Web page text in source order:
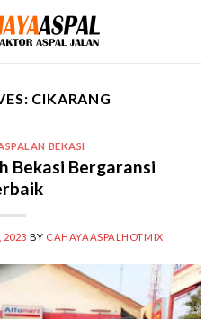
CIKARANG
BEKASI
Bekasi Bergaransi
2023 BY CAHAYAASPALHOTMIX